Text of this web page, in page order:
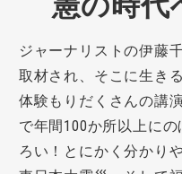
ジャーナリストの伊藤
取材され、そこに生き
体験もりだくさんの講
で年間100か所以上に
ろい！とにかく分かり